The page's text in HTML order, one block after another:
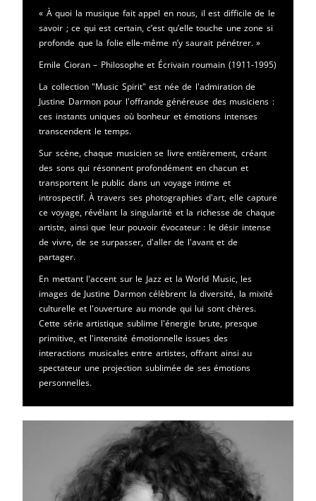
« À quoi la musique fait appel en nous, il est difficile de le
savoir ; ce qui est certain, c’est qu’elle touche une zone si
profonde que la folie elle-même n’y saurait pénétrer. »
Emile Cioran – Philosophe et Écrivain roumain (1911-1995)
La collection "Music Spirit" est née de l'admiration de
Justine Darmon pour l'offrande généreuse des musiciens :
ces instants uniques où bonheur et émotions intenses
transcendent le temps.
Sur scène, chaque musicien se livre entièrement, créant
des sons qui résonnent profondément en chacun et
transportent le public dans un voyage intime et
introspectif. À travers ses photographies d'art, elle capture
ce voyage, révélant la singularité et la richesse de chaque
artiste, ainsi que leur pouvoir évocateur : le désir intense
de vivre, de se surpasser, d'aller de l'avant et de
partager.
En mettant l'accent sur le Jazz et la World Music, les
images de Justine Darmon célèbrent la diversité, la mixité
culturelle et l'ouverture au monde qui lui sont chères.
Cette série artistique sublime l'énergie brute, presque
primitive, et l'intensité émotionnelle issues des
interactions musicales entre artistes, offrant ainsi au
spectateur une projection sublimée de ses émotions
personnelles.